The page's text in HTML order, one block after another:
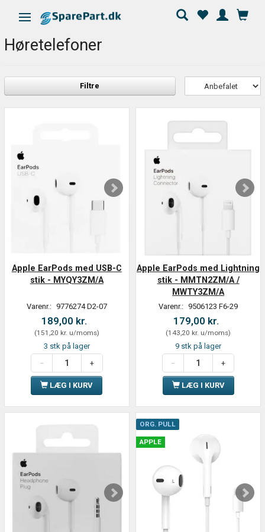
Skifte navigation
Høretelefoner
Filtre
Apple EarPods med USB-C
stik - MYQY3ZM/A
Varenr.: 9776274 D2-07
189,00 kr.
(151,20 kr. u/moms)
3 stk på lager
LÆG I KURV
Apple EarPods med Lightning
stik - MMTN2ZM/A /
MWTY3ZM/A
Varenr.: 9506123 F6-29
179,00 kr.
(143,20 kr. u/moms)
9 stk på lager
LÆG I KURV
ORG. PULL
APPLE